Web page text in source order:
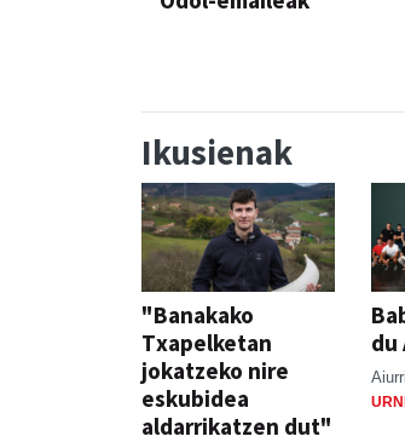
Ikusienak
"Banakako
Txapelketan
jokatzeko nire
eskubidea
aldarrikatzen dut"
du
Aiurri